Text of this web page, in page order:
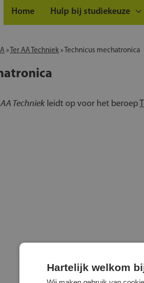
Home Hulp bij studiekeuze
» Ter AA Techniek » Technicus mechatronica
AA Techniek leidt op voor het beroep
Hartelijk welkom